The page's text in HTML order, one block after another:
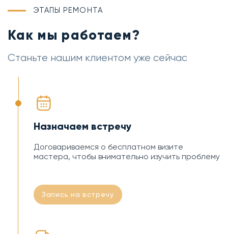
ЭТАПЫ РЕМОНТА
Как мы работаем?
Станьте нашим клиентом уже сейчас
Назначаем встречу
Договариваемся о бесплатном визите
мастера, чтобы внимательно изучить проблему
Запись на встречу